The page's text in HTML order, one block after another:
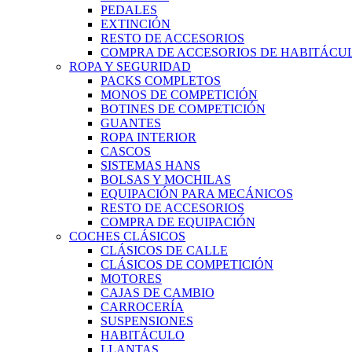
PEDALES
EXTINCIÓN
RESTO DE ACCESORIOS
COMPRA DE ACCESORIOS DE
ROPA Y SEGURIDAD
PACKS COMPLETOS
MONOS DE COMPETICIÓN
BOTINES DE COMPETICIÓN
GUANTES
ROPA INTERIOR
CASCOS
SISTEMAS HANS
BOLSAS Y MOCHILAS
EQUIPACIÓN PARA MECÁNICOS
RESTO DE ACCESORIOS
COMPRA DE EQUIPACIÓN
COCHES CLÁSICOS
CLÁSICOS DE CALLE
CLÁSICOS DE COMPETICIÓN
MOTORES
CAJAS DE CAMBIO
CARROCERÍA
SUSPENSIONES
HABITÁCULO
LLANTAS